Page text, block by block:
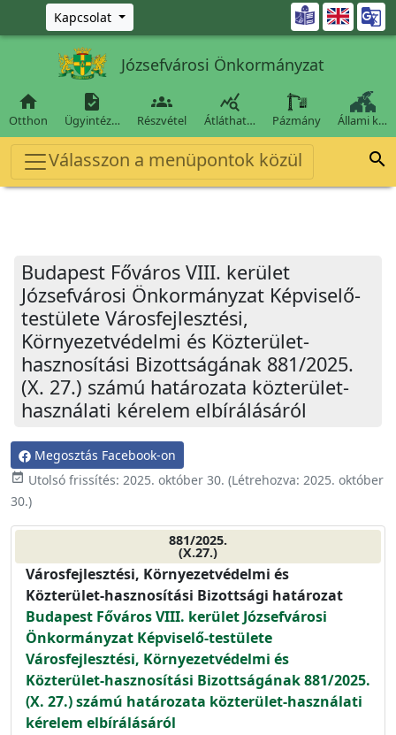
Ugrás a fő tartalomra
Kapcsolat 
Józsefvárosi Önkormányzat

Otthon

Ügyintéz…

Részvétel

Átláthat… Pázmány Állami k…
Válasszon a menüpontok közül 
Budapest Főváros VIII. kerület
Józsefvárosi Önkormányzat Képviselő-
testülete Városfejlesztési,
Környezetvédelmi és Közterület-
hasznosítási Bizottságának 881/2025.
(X. 27.) számú határozata közterület-
használati kérelem elbírálásáról
Megosztás Facebook-on
event_available Utolsó frissítés: 2025. október 30. (Létrehozva: 2025. október
30.)
881/2025.
(X.27.)
Városfejlesztési, Környezetvédelmi és
Közterület-hasznosítási Bizottsági határozat
Budapest Főváros VIII. kerület Józsefvárosi
Önkormányzat Képviselő-testülete
Városfejlesztési, Környezetvédelmi és
Közterület-hasznosítási Bizottságának 881/2025.
(X. 27.) számú határozata közterület-használati
kérelem elbírálásáról